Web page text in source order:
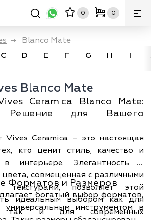
0 0
→
Blanco Mate
C D E F G H I
Blanco Mate
Ceramica Blanco Mate:
Решение для Вашего
Vives Ceramica – это настоящая
кто ценит стиль, качество и
в интерьере. Элегантность и
цвета, совмещенная с различными
позволяет этой
идеальным выбором как для
так и для современных
Форматов и Размеров
богатый выбор форматов,
инструментом в